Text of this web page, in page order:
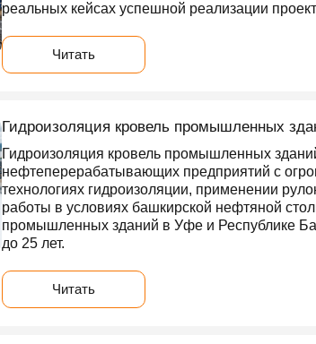
реальных кейсах успешной реализации
Читать
Гидроизоляция кровель промышленных
Гидроизоляция кровель промышленных
нефтеперерабатывающих предприятий с
технологиях гидроизоляции, применении
работы в условиях башкирской нефтяной
промышленных зданий в Уфе и Республике
до 25 лет.
Читать